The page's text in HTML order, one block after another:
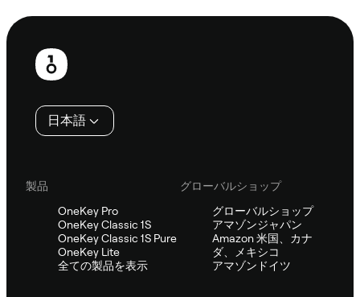
フ
日本語
製品
OneKey Pro
OneKey Classic 1S
OneKey Classic 1S Pure
OneKey Lite
全ての製品を表示
グローバルショップ
グローバルショップ
アマゾンジャパン
Amazon 米国、カナ
ダ、メキシコ
アマゾンドイツ